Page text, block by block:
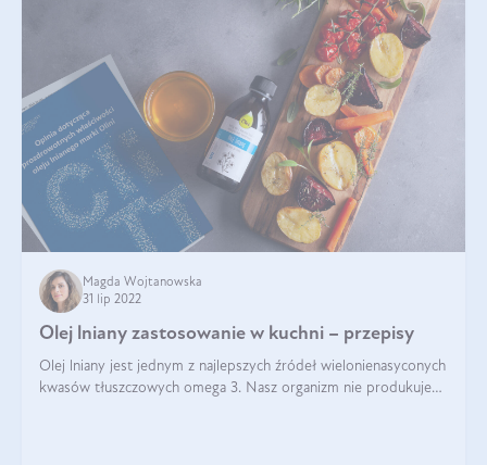
Magda Wojtanowska
31 lip 2022
Olej lniany zastosowanie w kuchni – przepisy
Olej lniany jest jednym z najlepszych źródeł wielonienasyconych
kwasów tłuszczowych omega 3. Nasz organizm nie produkuje